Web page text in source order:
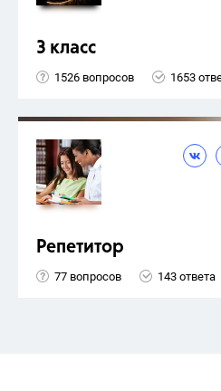
3 класс
1526 вопросов 1653
Репетитор
77 вопросов 143 ответа